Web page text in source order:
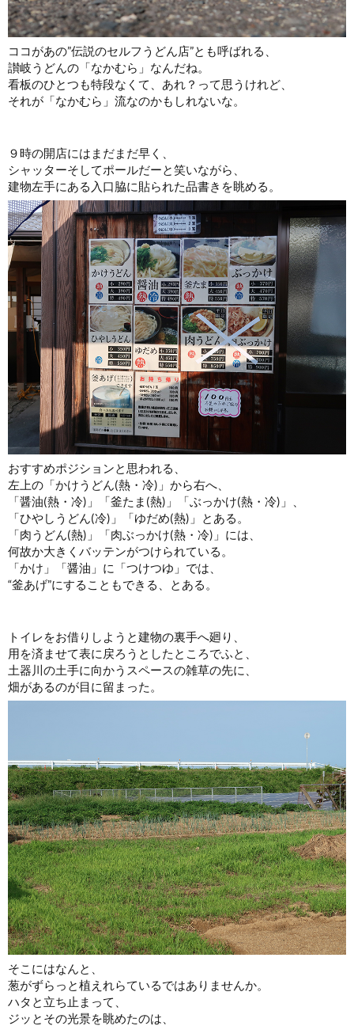
ココがあの”伝説のセルフうどん店”とも呼ばれる、
讃岐うどんの「なかむら」なんだね。
看板のひとつも特段なくて、あれ？って思うけれど、
それが「なかむら」流なのかもしれないな。
９時の開店にはまだまだ早く、
シャッターそしてポールだーと笑いながら、
建物左手にある入口脇に貼られた品書きを眺める。
おすすめポジションと思われる、
左上の「かけうどん(熱・冷)」から右へ、
「醤油(熱・冷)」「釜たま(熱)」「ぶっかけ(熱・冷)」、
「ひやしうどん(冷)」「ゆだめ(熱)」とある。
「肉うどん(熱)」「肉ぶっかけ(熱・冷)」には、
何故か大きくバッテンがつけられている。
「かけ」「醤油」に「つけつゆ」では、
“釜あげ”にすることもできる、とある。
トイレをお借りしようと建物の裏手へ廻り、
用を済ませて表に戻ろうとしたところでふと、
土器川の土手に向かうスペースの雑草の先に、
畑があるのが目に留まった。
そこにはなんと、
葱がずらっと植えれらているではありませんか。
ハタと立ち止まって、
ジッとその光景を眺めたのは、